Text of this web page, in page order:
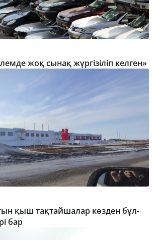
жоқ сынақ жүргізіліп келген»
қыш тақтайшалар көзден бұл-
бар